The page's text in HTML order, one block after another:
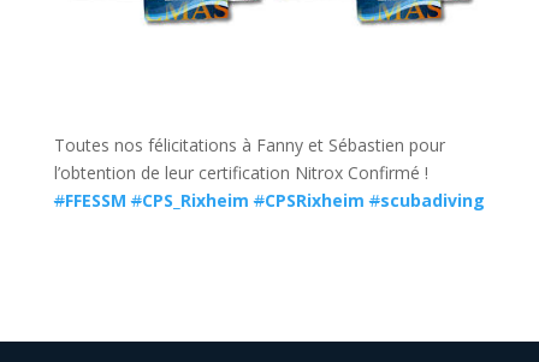
Toutes nos félicitations à Fanny et Sébastien pour
l’obtention de leur certification Nitrox Confirmé !
#FFESSM #CPS_Rixheim #CPSRixheim #scubadiving